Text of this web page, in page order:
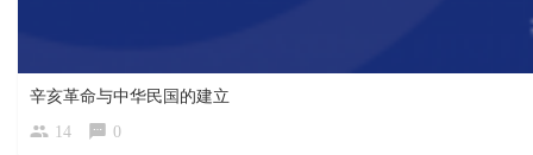
辛亥革命与中华民国的建立
14
0